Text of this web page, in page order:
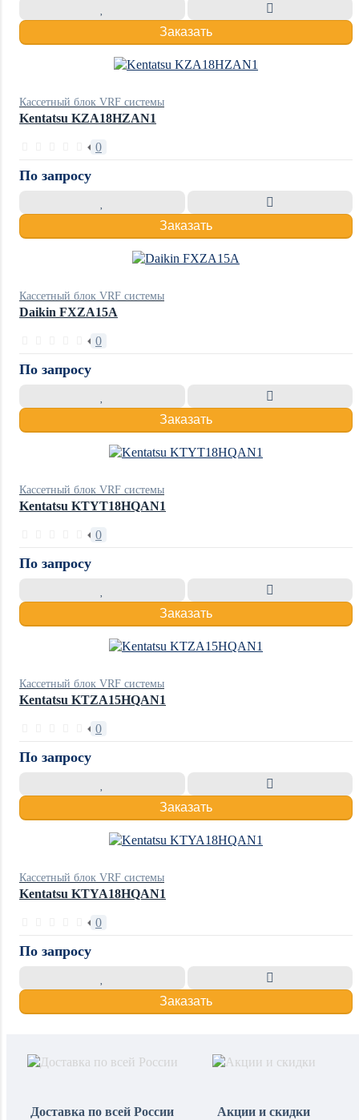
Заказать
Кассетный блок VRF системы
Kentatsu KZA18HZAN1
0
По запросу
Заказать
Кассетный блок VRF системы
Daikin FXZA15A
0
По запросу
Заказать
Кассетный блок VRF системы
Kentatsu KTYT18HQAN1
0
По запросу
Заказать
Кассетный блок VRF системы
Kentatsu KTZA15HQAN1
0
По запросу
Заказать
Кассетный блок VRF системы
Kentatsu KTYA18HQAN1
0
По запросу
Заказать
Доставка по всей России
Акции и скидки